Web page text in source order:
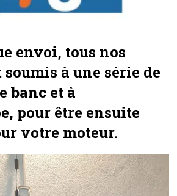
envoi, tous nos
à une série de
banc et à
pour être ensuite
votre moteur.